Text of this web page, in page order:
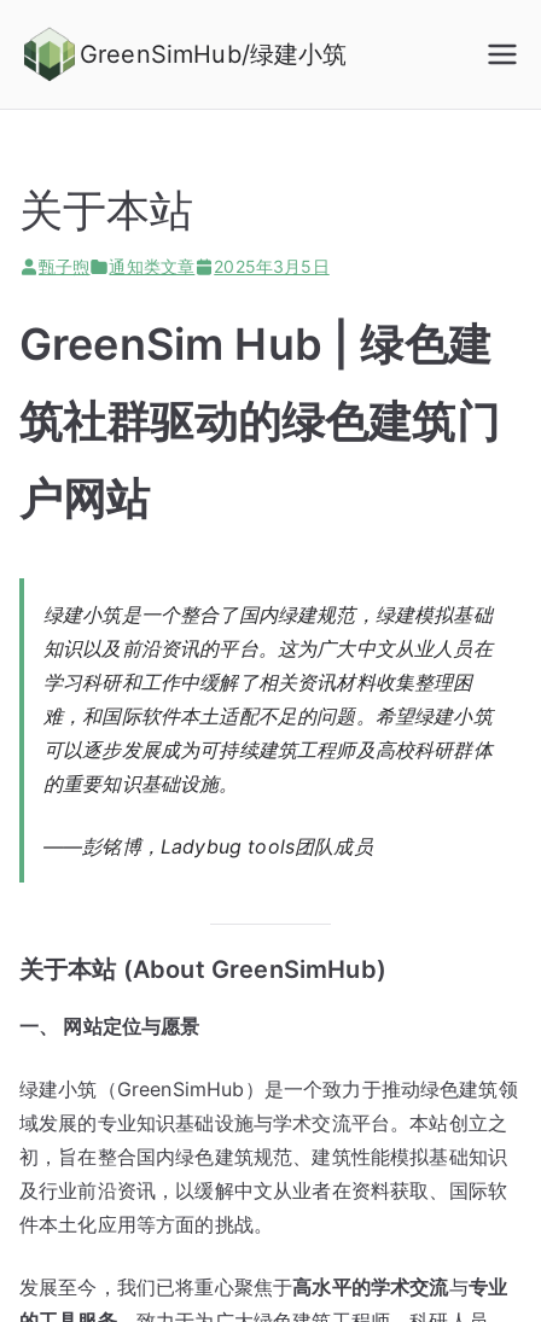
content
GreenSimHub/绿建小筑
关于本站
甄子煦 通知类文章 2025年3月5日
GreenSim Hub | 绿色建
筑社群驱动的绿色建筑门
户网站
绿建小筑是一个整合了国内绿建规范，绿建模拟基础
知识以及前沿资讯的平台。这为广大中文从业人员在
学习科研和工作中缓解了相关资讯材料收集整理困
难，和国际软件本土适配不足的问题。希望绿建小筑
可以逐步发展成为可持续建筑工程师及高校科研群体
的重要知识基础设施。
——彭铭博，Ladybug tools团队成员
关于本站 (About GreenSimHub)
一、 网站定位与愿景
绿建小筑（GreenSimHub）是一个致力于推动绿色建筑领
域发展的专业知识基础设施与学术交流平台。本站创立之
初，旨在整合国内绿色建筑规范、建筑性能模拟基础知识
及行业前沿资讯，以缓解中文从业者在资料获取、国际软
件本土化应用等方面的挑战。
发展至今，我们已将重心聚焦于高水平的学术交流与专业